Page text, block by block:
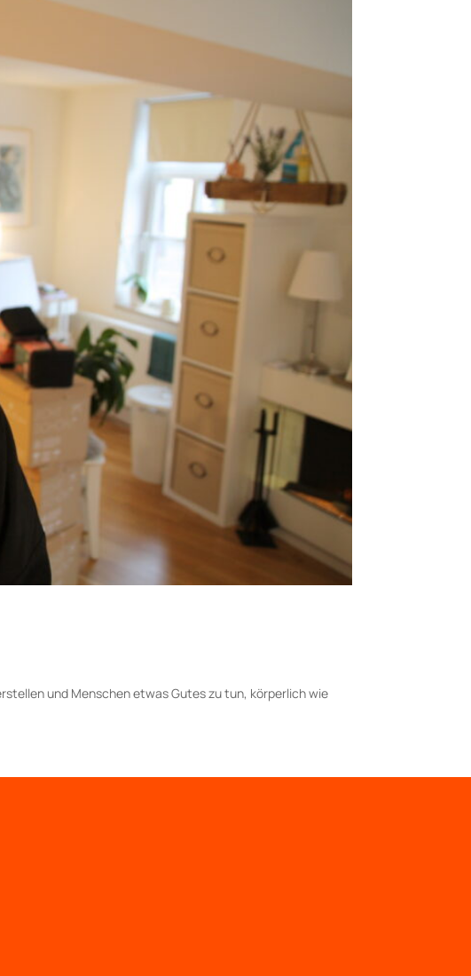
und Menschen etwas Gutes zu tun, körperlich wie